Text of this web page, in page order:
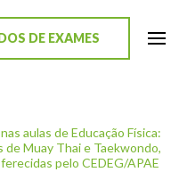
DE EXAMES
aulas de Educação Física:
Muay Thai e Taekwondo,
pelo CEDEG/APAE